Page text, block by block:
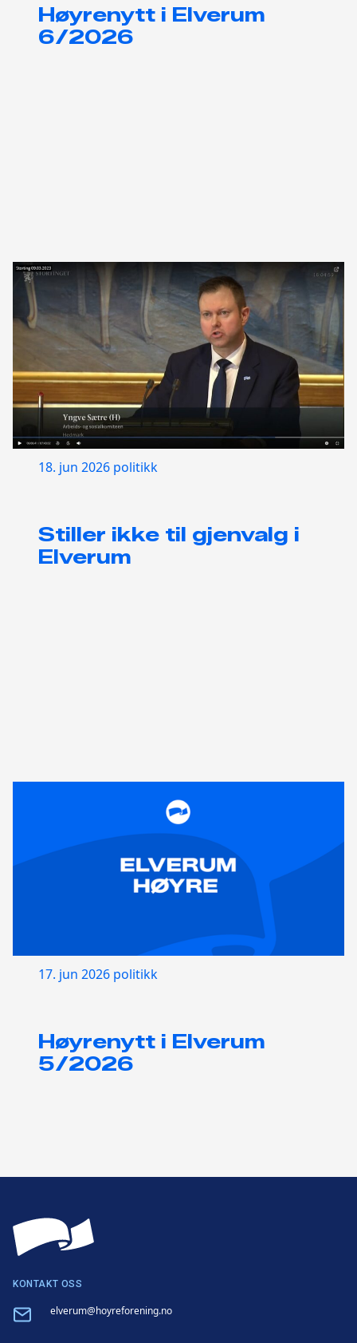
Høyrenytt i Elverum
6/2026
18. jun 2026 politikk
Stiller ikke til gjenvalg i
Elverum
17. jun 2026 politikk
Høyrenytt i Elverum
5/2026
KONTAKT OSS
Email elverum@hoyreforening.no